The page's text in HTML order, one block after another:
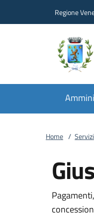
Regione
Home / Servizi